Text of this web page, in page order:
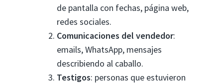
de pantalla con fechas, página web,
redes sociales.
Comunicaciones del vendedor:
emails, WhatsApp, mensajes
describiendo al caballo.
Testigos: personas que estuvieron